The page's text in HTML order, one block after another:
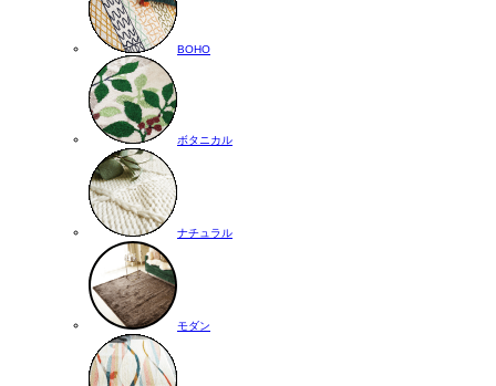
BOHO
ボタニカル
ナチュラル
モダン